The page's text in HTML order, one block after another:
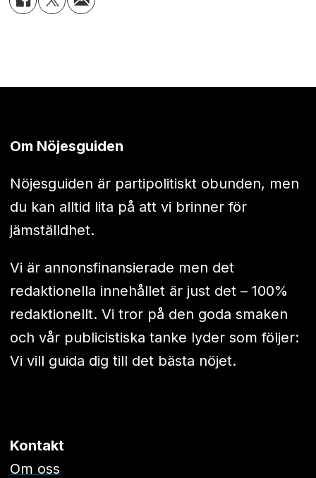
Om Nöjesguiden
Nöjesguiden är partipolitiskt obunden, men
du kan alltid lita på att vi brinner för
jämställdhet.
Vi är annonsfinansierade men det
redaktionella innehållet är just det – 100%
redaktionellt. Vi tror på den goda smaken
och vår publicistiska tanke lyder som följer:
Vi vill guida dig till det bästa nöjet.
Kontakt
Om oss